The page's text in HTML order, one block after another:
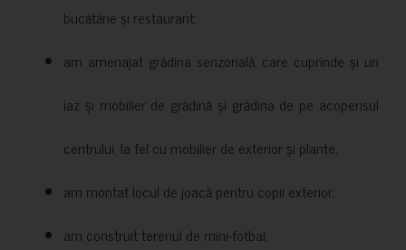
bucătărie și restaurant;
am amenajat grădina senzorială, care cuprinde și un
iaz și mobilier de grădină și grădina de pe acoperisul
centrului, la fel cu mobilier de exterior și plante;
am montat locul de joacă pentru copii exterior;
am construit terenul de mini-fotbal;